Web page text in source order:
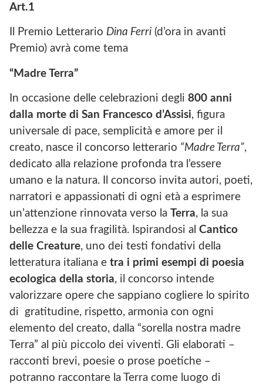
Art.1
Il Premio Letterario Dina Ferri (d’ora in avanti
Premio) avrà come tema
“Madre Terra”
In occasione delle celebrazioni degli 800 anni
dalla morte di San Francesco d’Assisi, figura
universale di pace, semplicità e amore per il
creato, nasce il concorso letterario “Madre Terra”,
dedicato alla relazione profonda tra l’essere
umano e la natura. Il concorso invita autori, poeti,
narratori e appassionati di ogni età a esprimere
un’attenzione rinnovata verso la Terra, la sua
bellezza e la sua fragilità. Ispirandosi al Cantico
delle Creature, uno dei testi fondativi della
letteratura italiana e tra i primi esempi di poesia
ecologica della storia, il concorso intende
valorizzare opere che sappiano cogliere lo spirito
di gratitudine, rispetto, armonia con ogni
elemento del creato, dalla “sorella nostra madre
Terra” al più piccolo dei viventi. Gli elaborati –
racconti brevi, poesie o prose poetiche –
potranno raccontare la Terra come luogo di